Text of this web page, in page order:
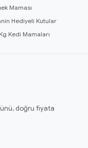
Maması
Hediyeli Kutular
Kedi Mamaları
doğru fiyata